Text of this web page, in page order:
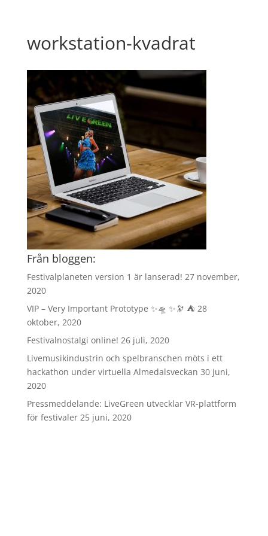
workstation-kvadrat
Från bloggen:
Festivalplaneten version 1 är lanserad! 27 november,
2020
VIP – Very Important Prototype ✨🛸 ✨🔭 ⛺️ 28
oktober, 2020
Festivalnostalgi online! 26 juli, 2020
Livemusikindustrin och spelbranschen möts i ett
hackathon under virtuella Almedalsveckan 30 juni,
2020
Pressmeddelande: LiveGreen utvecklar VR-plattform
för festivaler 25 juni, 2020